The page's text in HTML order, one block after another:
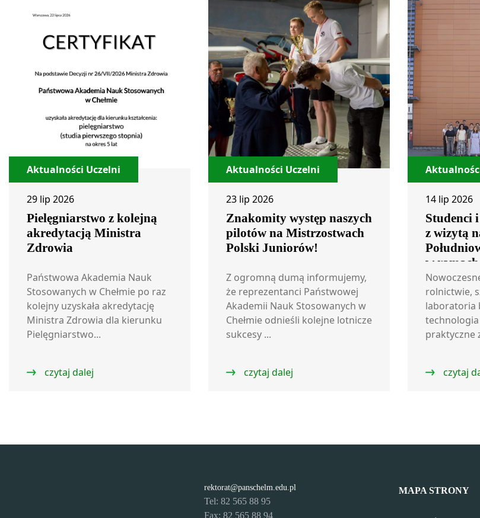
Aktualności Uczelni
29 lip 2026
Pielęgniarstwo z kolejną
akredytacją Ministra
Zdrowia
Państwowa Akademia Nauk
Stosowanych w Chełmie po raz
kolejny uzyskała akredytację
Ministra Zdrowia dla kierunku
Pielęgniarstwo...
czytaj dalej
Aktualności Uczelni
23 lip 2026
Znakomity występ naszych
pilotów na Mistrzostwach
Polski Juniorów!
Z ogromną dumą informujemy,
że reprezentanci Państwowej
Akademii Nauk Stosowanych w
Chełmie odnieśli kolejne lotnicze
sukcesy ...
czytaj dalej
14 lip 2026
Studenci
z wizytą
w
rolnictwie,
laboratoria
praktyczne
czytaj
rektorat@panschelm.edu.pl
Tel: 82 565 88 95
Fax: 82 565 88 94
MAPA STRONY